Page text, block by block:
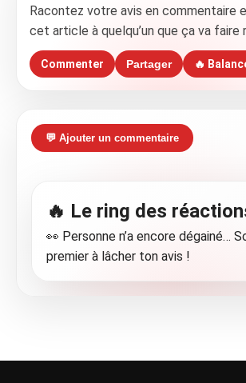
Racontez votre avis en commentaire
cet article à quelqu’un que ça va faire
Commenter Partager 🔥
💬 Ajouter un commentaire
🔥 Le ring des
👀 Personne n’a encore dégainé…
premier à lâcher ton avis !